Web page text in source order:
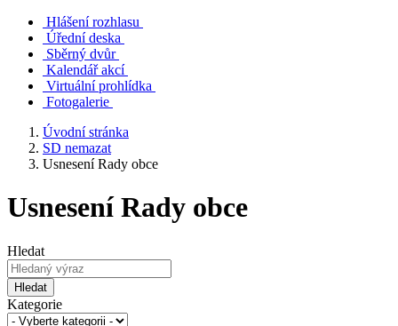
Hlášení rozhlasu
Úřední deska
Sběrný dvůr
Kalendář akcí
Virtuální prohlídka
Fotogalerie
Úvodní stránka
SD nemazat
Usnesení Rady obce
Usnesení Rady obce
Hledat
Hledat
Kategorie